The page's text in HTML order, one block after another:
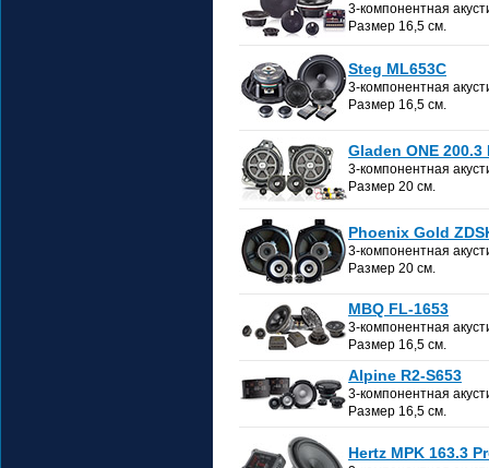
3-компонентная
Размер 16,5 см.
Steg ML653C
3-компонентная
Размер 16,5 см.
Gladen ONE 200.3
3-компонентная
Размер 20 см.
Phoenix Gold
3-компонентная
Размер 20 см.
MBQ FL-1653
3-компонентная
Размер 16,5 см.
Alpine R2-S653
3-компонентная
Размер 16,5 см.
Hertz MPK 163.3